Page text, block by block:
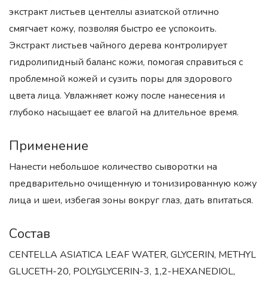
экстракт листьев центеллы азиатской отлично
смягчает кожу, позволяя быстро ее успокоить.
Экстракт листьев чайного дерева контролирует
гидролипидный баланс кожи, помогая справиться с
проблемной кожей и сузить поры для здорового
цвета лица. Увлажняет кожу после нанесения и
глубоко насыщает ее влагой на длительное время.
Применение
Нанести небольшое количество сыворотки на
предварительно очищенную и тонизированную кожу
лица и шеи, избегая зоны вокруг глаз, дать впитаться.
Состав
CENTELLA ASIATICA LEAF WATER, GLYCERIN, METHYL
GLUCETH-20, POLYGLYCERIN-3, 1,2-HEXANEDIOL,